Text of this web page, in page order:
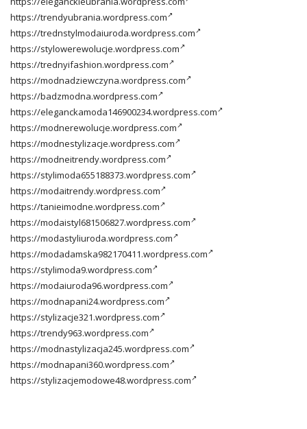
https://trendyubrania.wordpress.com
https://trednstylmodaiuroda.wordpress.com
https://stylowerewolucje.wordpress.com
https://trednyifashion.wordpress.com
https://modnadziewczyna.wordpress.com
https://badzmodna.wordpress.com
https://eleganckamoda146900234.wordpress.com
https://modnerewolucje.wordpress.com
https://modnestylizacje.wordpress.com
https://modneitrendy.wordpress.com
https://stylimoda655188373.wordpress.com
https://modaitrendy.wordpress.com
https://tanieimodne.wordpress.com
https://modaistyl681506827.wordpress.com
https://modastyliuroda.wordpress.com
https://modadamska982170411.wordpress.com
https://stylimoda9.wordpress.com
https://modaiuroda96.wordpress.com
https://modnapani24.wordpress.com
https://stylizacje321.wordpress.com
https://trendy963.wordpress.com
https://modnastylizacja245.wordpress.com
https://modnapani360.wordpress.com
https://stylizacjemodowe48.wordpress.com